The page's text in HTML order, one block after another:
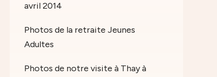
avril 2014
Photos de la retraite Jeunes
Adultes
Photos de notre visite à Thay à